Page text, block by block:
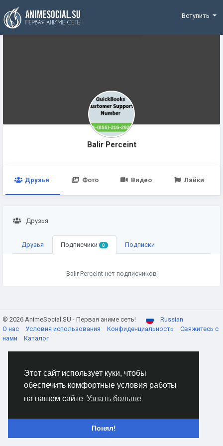
Этот сайт использует куки, чтобы
обеспечить комфортные условия работы
на нашем сайте Узнать больше
Понял!
Funding
Вступить
Balir Perceint
Друзья Фото Видео Лайки
Друзья
Друзья Подписчики 0 Подписки
Balir Perceint нет подписчиков
© 2026 AnimeSocial.SU - Первая аниме сеть!
Russian
О нас
Условия использования Конфиденциальность
Свяжитесь с
нами
Каталог